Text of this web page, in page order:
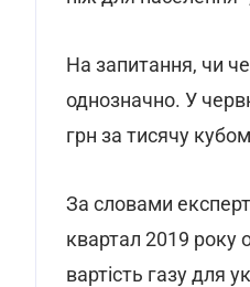
На запитання, чи
однозначно. У
грн за тисячу
За словами
квартал 2019 року
вартість газу для